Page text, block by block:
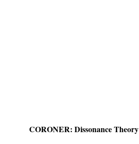
CORONER: Dissonance Theory